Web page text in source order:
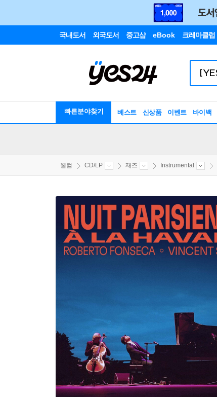
국내도서 외국도서 중고샵 eBook 크레마클럽
빠른분야찾기 베스트 신상품 이벤트 바이백
웰컴 CD/LP 재즈 Instrumental